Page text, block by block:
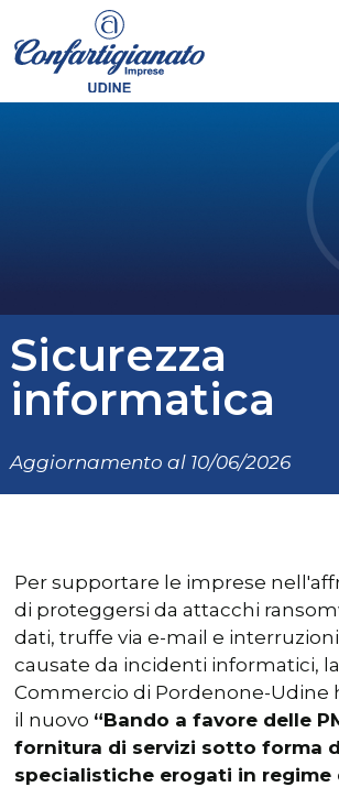
Sicurezza
informatica
Aggiornamento al 10/06/2026
Per supportare le imprese
di proteggersi da attacchi
dati, truffe via e-mail e
causate da incidenti informatici,
Commercio di Pordenone-Udine
il nuovo “Bando a favore delle
fornitura di servizi sotto forma
specialistiche erogati in regime